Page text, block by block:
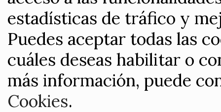
estadísticas de tráfico y
Puedes aceptar todas las
cuáles deseas habilitar o
más información, puede
Cookies.